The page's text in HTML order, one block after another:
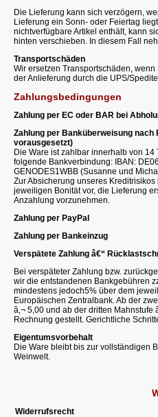
Die Lieferung kann sich verzögern,
Lieferung ein Sonn- oder Feiertag
nichtverfügbare Artikel enthält, kann
hinten verschieben. In diesem Fall
Transportschäden
Wir ersetzen Transportschäden,
der Anlieferung durch die UPS/
Zahlungsbedingungen
Zahlung per EC oder BAR bei
Zahlung per Banküberweisung
vorausgesetzt)
Die Ware ist zahlbar innerhalb von 14
folgende Bankverbindung: IBAN:
GENODES1WBB (Susanne und
Zur Absicherung unseres
jeweiligen Bonität vor, die Lieferung
Anzahlung vorzunehmen.
Zahlung per PayPal
Zahlung per Bankeinzug
Verspätete Zahlung â€“
Bei verspäteter Zahlung bzw.
wir die entstandenen Bankgebühren
mindestens jedoch5% über dem
Europäischen Zentralbank. Ab der
â‚¬ 5,00 und ab der dritten Mahnstufe
Rechnung gestellt. Gerichtliche
Eigentumsvorbehalt
Die Ware bleibt bis zur vollständigen
Weinwelt.
Widerrufsrecht